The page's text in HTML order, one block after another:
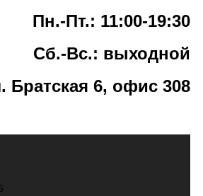
Пн.-Пт.: 11:00-19:30
Сб.-Вс.: выходной
Братская 6, офис 308